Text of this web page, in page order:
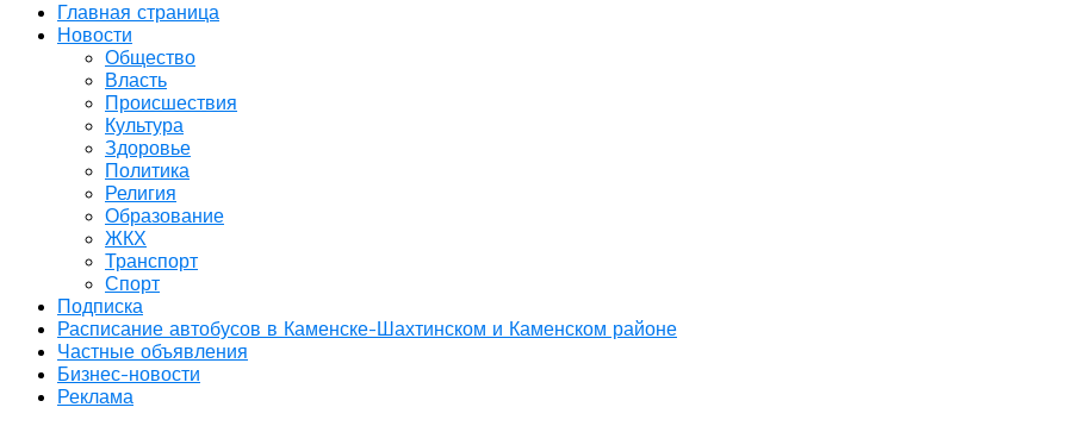
Главная страница
Новости
Общество
Власть
Происшествия
Культура
Здоровье
Политика
Религия
Образование
ЖКХ
Транспорт
Спорт
Подписка
Расписание автобусов в Каменске-Шахтинском и Каменском районе
Частные объявления
Бизнес-новости
Реклама